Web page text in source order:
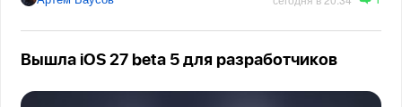
Вышла iOS 27 beta 5 для разработчиков